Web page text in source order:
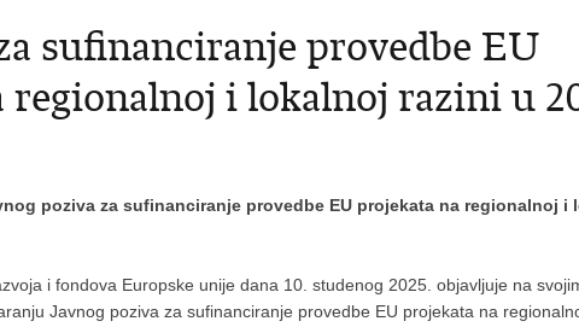
sufinanciranje provedbe EU
regionalnoj i lokalnoj razini u
poziva za sufinanciranje provedbe EU projekata na regionalnoj i
i fondova Europske unije dana 10. studenog 2025. objavljuje na
Javnog poziva za sufinanciranje provedbe EU projekata na